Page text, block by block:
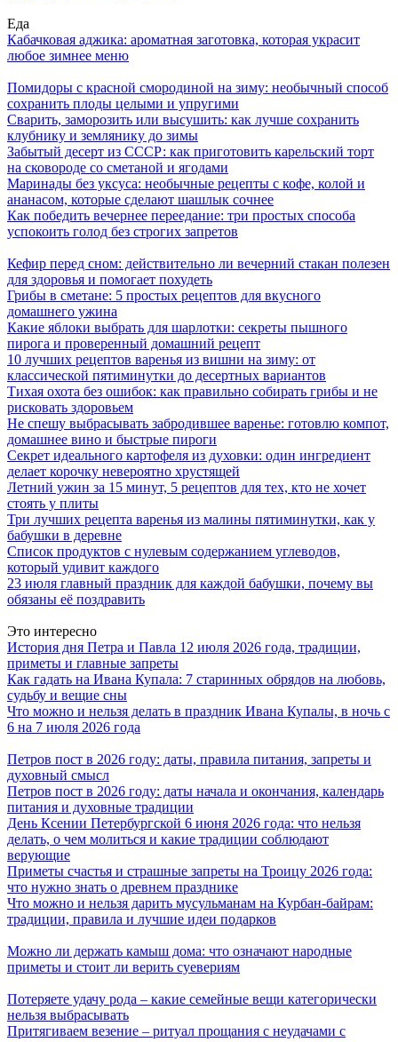
Еда
Кабачковая аджика: ароматная заготовка, которая украсит
любое зимнее меню
Помидоры с красной смородиной на зиму: необычный способ
сохранить плоды целыми и упругими
Сварить, заморозить или высушить: как лучше сохранить
клубнику и землянику до зимы
Забытый десерт из СССР: как приготовить карельский торт
на сковороде со сметаной и ягодами
Маринады без уксуса: необычные рецепты с кофе, колой и
ананасом, которые сделают шашлык сочнее
Как победить вечернее переедание: три простых способа
успокоить голод без строгих запретов
Кефир перед сном: действительно ли вечерний стакан полезен
для здоровья и помогает похудеть
Грибы в сметане: 5 простых рецептов для вкусного
домашнего ужина
Какие яблоки выбрать для шарлотки: секреты пышного
пирога и проверенный домашний рецепт
10 лучших рецептов варенья из вишни на зиму: от
классической пятиминутки до десертных вариантов
Тихая охота без ошибок: как правильно собирать грибы и не
рисковать здоровьем
Не спешу выбрасывать забродившее варенье: готовлю компот,
домашнее вино и быстрые пироги
Секрет идеального картофеля из духовки: один ингредиент
делает корочку невероятно хрустящей
Летний ужин за 15 минут, 5 рецептов для тех, кто не хочет
стоять у плиты
Три лучших рецепта варенья из малины пятиминутки, как у
бабушки в деревне
Список продуктов с нулевым содержанием углеводов,
который удивит каждого
23 июля главный праздник для каждой бабушки, почему вы
обязаны её поздравить
Это интересно
История дня Петра и Павла 12 июля 2026 года, традиции,
приметы и главные запреты
Как гадать на Ивана Купала: 7 старинных обрядов на любовь,
судьбу и вещие сны
Что можно и нельзя делать в праздник Ивана Купалы, в ночь с
6 на 7 июля 2026 года
Петров пост в 2026 году: даты, правила питания, запреты и
духовный смысл
Петров пост в 2026 году: даты начала и окончания, календарь
питания и духовные традиции
День Ксении Петербургской 6 июня 2026 года: что нельзя
делать, о чем молиться и какие традиции соблюдают
верующие
Приметы счастья и страшные запреты на Троицу 2026 года:
что нужно знать о древнем празднике
Что можно и нельзя дарить мусульманам на Курбан-байрам:
традиции, правила и лучшие идеи подарков
Можно ли держать камыш дома: что означают народные
приметы и стоит ли верить суевериям
Потеряете удачу рода – какие семейные вещи категорически
нельзя выбрасывать
Притягиваем везение – ритуал прощания с неудачами с